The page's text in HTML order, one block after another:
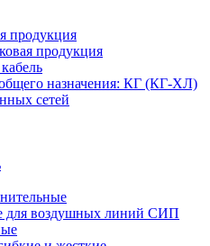
продукция
продукция
назначения: КГ (КГ-ХЛ)
сетей
для воздушных линий СИП